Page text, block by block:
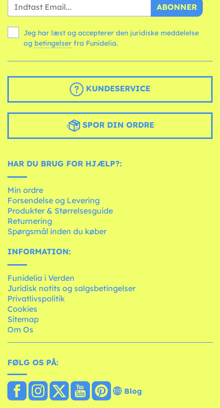
ABONNER
Jeg har læst og accepterer den juridiske meddelelse
og betingelser fra Funidelia.
KUNDESERVICE
SPOR DIN ORDRE
HAR DU BRUG FOR HJÆLP?:
Min ordre
Forsendelse og Levering
Produkter & Størrelsesguide
Returnering
Spørgsmål inden du køber
INFORMATION:
Funidelia i Verden
Juridisk notits og salgsbetingelser
Privatlivspolitik
Cookies
Sitemap
Om Os
FØLG OS PÅ:
Blog